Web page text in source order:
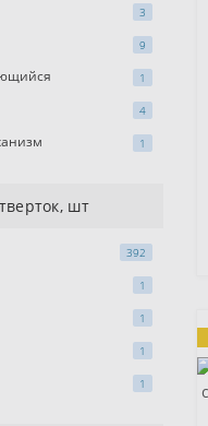
3
9
1
4
1
шт
392
1
1
1
1